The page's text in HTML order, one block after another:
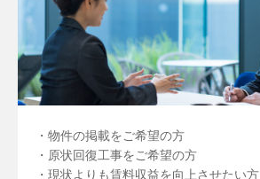
・物件の掲載をご希望の方
・原状回復工事をご希望の方
・現状よりも賃料収益を向上させたい方